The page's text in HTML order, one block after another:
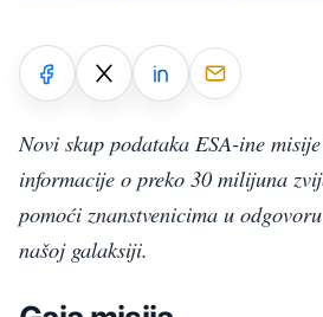
Novi skup podataka ESA-ine
informacije o preko 30 milijuna
pomoći znanstvenicima u
našoj galaksiji.